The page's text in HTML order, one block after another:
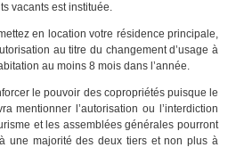
vacants est instituée.
en location votre résidence principale,
au titre du changement d’usage à
au moins 8 mois dans l’année.
le pouvoir des copropriétés puisque le
mentionner l’autorisation ou l’interdiction
et les assemblées générales pourront
une majorité des deux tiers et non plus à